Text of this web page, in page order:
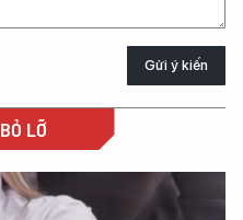
Gửi ý kiến
LỠ